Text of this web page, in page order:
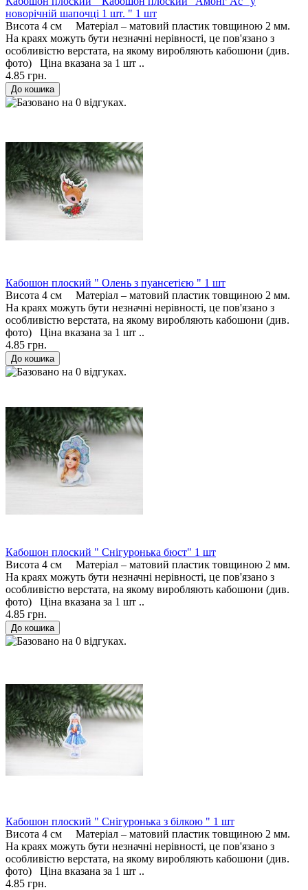
новорічній шапочці 1 шт. " 1 шт
Висота 4 см Матеріал – матовий пластик товщиною 2 мм.
На краях можуть бути незначні нерівності, це пов'язано з
особливістю верстата, на якому виробляють кабошони (див.
фото) Ціна вказана за 1 шт ..
4.85 грн.
Кабошон плоский " Олень з пуансетією " 1 шт
Висота 4 см Матеріал – матовий пластик товщиною 2 мм.
На краях можуть бути незначні нерівності, це пов'язано з
особливістю верстата, на якому виробляють кабошони (див.
фото) Ціна вказана за 1 шт ..
4.85 грн.
Кабошон плоский " Снігуронька бюст" 1 шт
Висота 4 см Матеріал – матовий пластик товщиною 2 мм.
На краях можуть бути незначні нерівності, це пов'язано з
особливістю верстата, на якому виробляють кабошони (див.
фото) Ціна вказана за 1 шт ..
4.85 грн.
Кабошон плоский " Снігуронька з білкою " 1 шт
Висота 4 см Матеріал – матовий пластик товщиною 2 мм.
На краях можуть бути незначні нерівності, це пов'язано з
особливістю верстата, на якому виробляють кабошони (див.
фото) Ціна вказана за 1 шт ..
4.85 грн.